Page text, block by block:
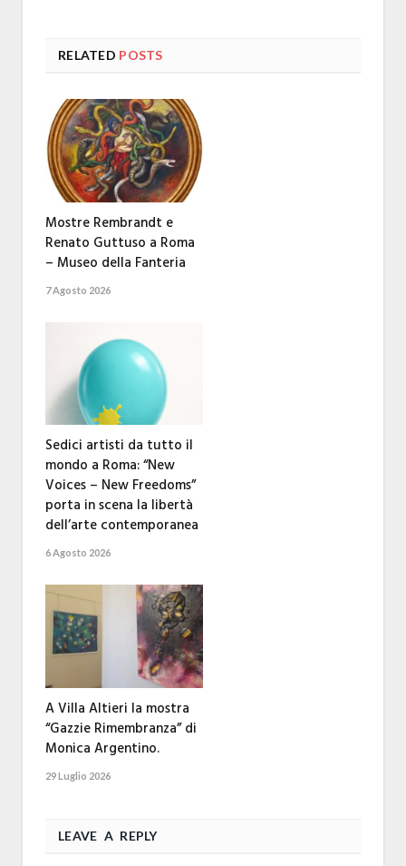
RELATED POSTS
Mostre Rembrandt e
Renato Guttuso a Roma
– Museo della Fanteria
7 Agosto 2026
Sedici artisti da tutto il
mondo a Roma: “New
Voices – New Freedoms”
porta in scena la libertà
dell’arte contemporanea
6 Agosto 2026
A Villa Altieri la mostra
“Gazzie Rimembranza” di
Monica Argentino.
29 Luglio 2026
LEAVE A REPLY